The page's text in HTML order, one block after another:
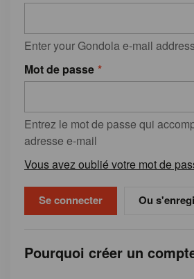
Enter your Gondola e-mail
Mot de passe
Entrez le mot de passe qui
adresse e-mail
Vous avez oublié votre mot de
Ou
Pourquoi créer un